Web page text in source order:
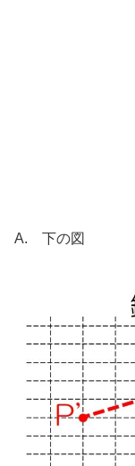
A. 下の図